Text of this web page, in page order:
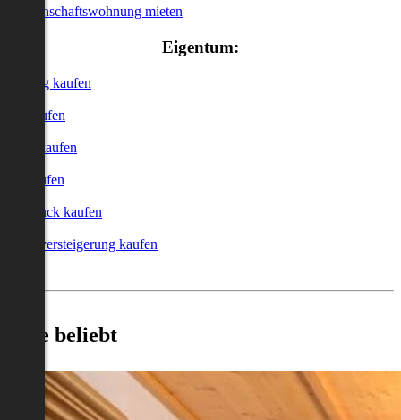
mieten
Eigentum:
kaufen
kaufen
kaufen
kaufen
kaufen
kaufen
beliebt